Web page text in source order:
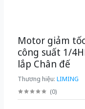
Motor giảm
công suất 1/
lắp Chân đế
Thương hiệu: LIMING
(0)